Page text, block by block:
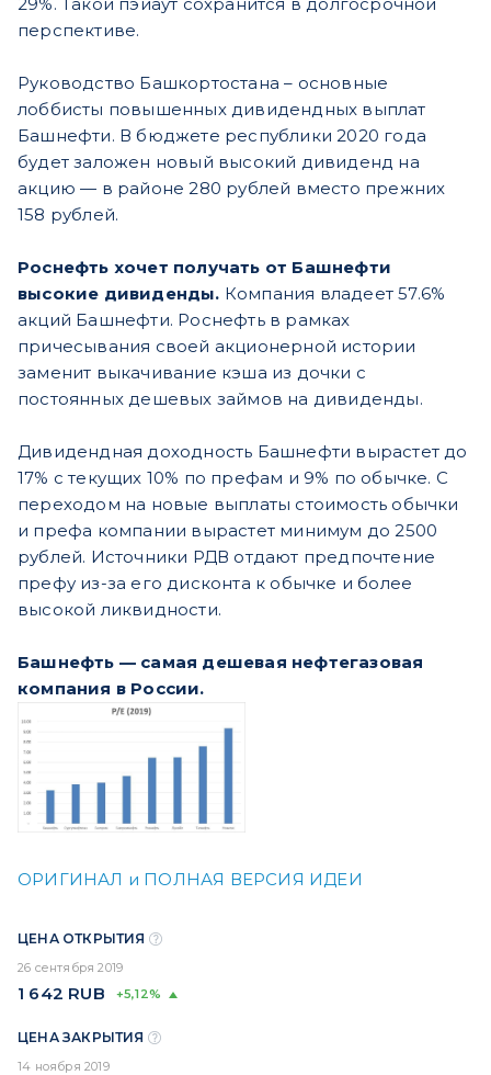
перспективе.
Руководство Башкортостана – основные
лоббисты повышенных дивидендных выплат
Башнефти. В бюджете республики 2020 года
будет заложен новый высокий дивиденд на
акцию — в районе 280 рублей вместо прежних
158 рублей.
Роснефть хочет получать от Башнефти
высокие дивиденды. Компания владеет 57.6%
акций Башнефти. Роснефть в рамках
причесывания своей акционерной истории
заменит выкачивание кэша из дочки с
постоянных дешевых займов на дивиденды.
Дивидендная доходность Башнефти вырастет до
17% с текущих 10% по префам и 9% по обычке. С
переходом на новые выплаты стоимость обычки
и префа компании вырастет минимум до 2500
рублей. Источники РДВ отдают предпочтение
префу из-за его дисконта к обычке и более
высокой ликвидности.
Башнефть — самая дешевая нефтегазовая
компания в России.
ОРИГИНАЛ и ПОЛНАЯ ВЕРСИЯ ИДЕИ
ЦЕНА ОТКРЫТИЯ
26 сентября 2019
1 642 RUB +5,12%
ЦЕНА ЗАКРЫТИЯ
14 ноября 2019